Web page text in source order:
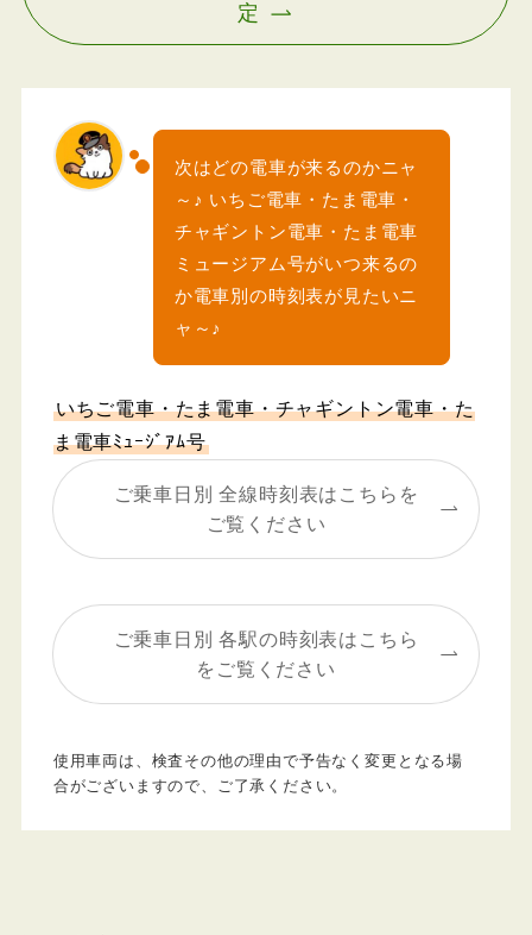
定
次はどの電車が来るのかニャ
～♪ いちご電車・たま電車・
チャギントン電車・たま電車
ミュージアム号がいつ来るの
か電車別の時刻表が見たいニ
ャ～♪
いちご電車・たま電車・チャギントン電車・た
ま電車ﾐｭｰｼﾞｱﾑ号
ご乗車日別 全線時刻表はこちらを
ご覧ください
ご乗車日別 各駅の時刻表はこちら
をご覧ください
使用車両は、検査その他の理由で予告なく変更となる場
合がございますので、ご了承ください。